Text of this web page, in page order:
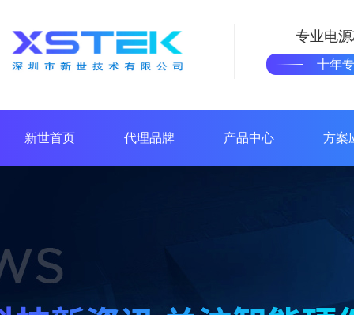
专业电
十年
新世首页 代理品牌 产品中心 方案